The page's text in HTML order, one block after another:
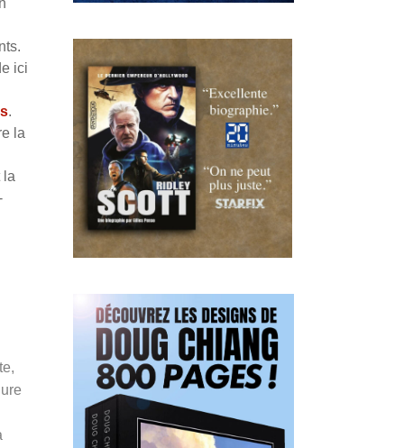
ici
.
la
la